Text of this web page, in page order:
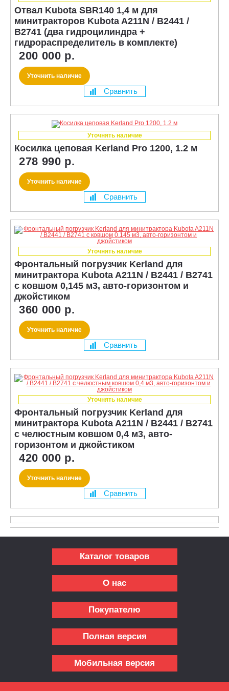
Отвал Kubota SBR140 1,4 м для
минитракторов Kubota A211N / B2441 /
B2741 (два гидроцилиндра +
гидрораспределитель в комплекте)
200 000 р.
Уточнить наличие
Сравнить
Уточнять наличие
Косилка цеповая Kerland Pro 1200, 1.2 м
278 990 р.
Уточнить наличие
Сравнить
Уточнять наличие
Фронтальный погрузчик Kerland для
минитрактора Kubota A211N / B2441 / B2741
с ковшом 0,145 м3, авто-горизонтом и
джойстиком
360 000 р.
Уточнить наличие
Сравнить
Уточнять наличие
Фронтальный погрузчик Kerland для
минитрактора Kubota A211N / B2441 / B2741
с челюстным ковшом 0,4 м3, авто-
горизонтом и джойстиком
420 000 р.
Уточнить наличие
Сравнить
Каталог товаров
О нас
Покупателю
Полная версия
Мобильная версия